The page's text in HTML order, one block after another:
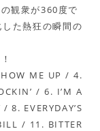
観衆が360度で
た熱狂の瞬間の
ME UP / 4.
/ 6. I’M A
EVERYDAY’S
/ 11. BITTER